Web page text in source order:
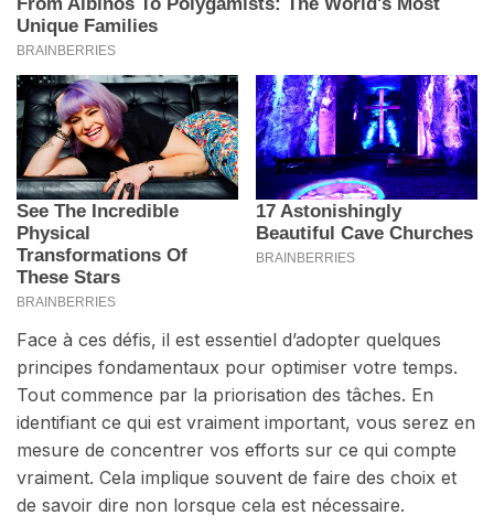
Face à ces défis, il est essentiel d’adopter quelques
principes fondamentaux pour optimiser votre temps.
Tout commence par la priorisation des tâches. En
identifiant ce qui est vraiment important, vous serez en
mesure de concentrer vos efforts sur ce qui compte
vraiment. Cela implique souvent de faire des choix et
de savoir dire non lorsque cela est nécessaire.